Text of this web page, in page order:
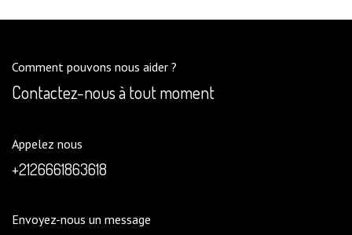
Comment pouvons nous aider ?
Contactez-nous à tout moment
Appelez nous
+2126661863618
Envoyez-nous un message